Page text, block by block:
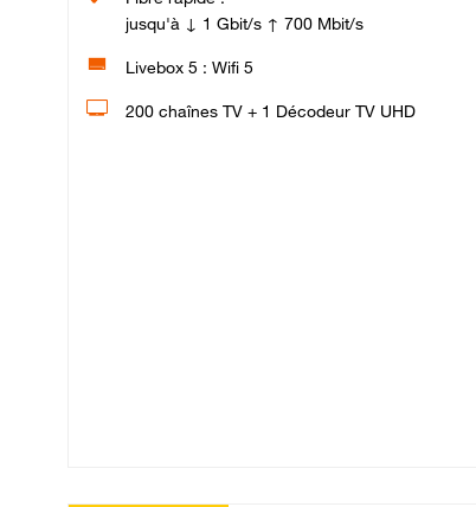
jusqu'à ↓ 1 Gbit/s ↑ 700 Mbit/s
Livebox 5 : Wifi 5
200 chaînes TV + 1 Décodeur TV UHD